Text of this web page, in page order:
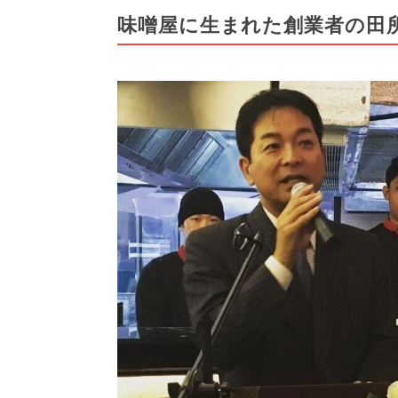
味噌屋に生まれた創業者の田